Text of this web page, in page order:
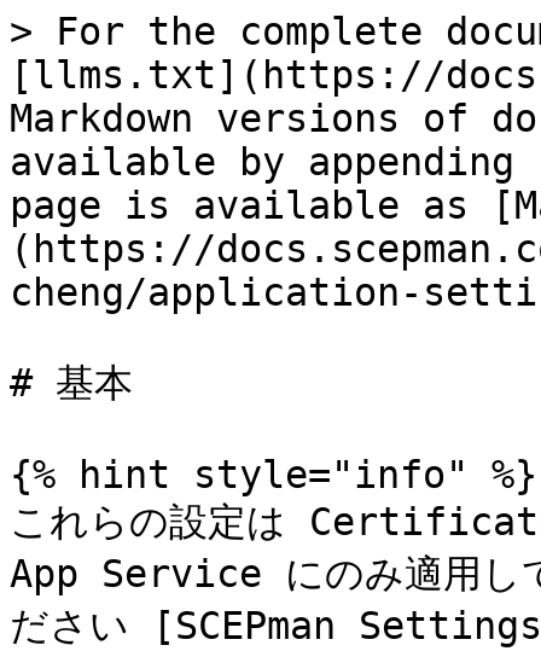
> For the complete
[llms.txt](https://
Markdown versions of
available by
page is available as
(https://
cheng/application-
# 基本
{% hint style="info" %}
これらの設定は
App Service にのみ適用し
ださい [SCEPman